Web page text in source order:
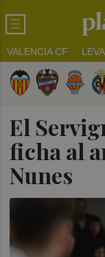
VALENCIA CF
El
ficha al
Nunes